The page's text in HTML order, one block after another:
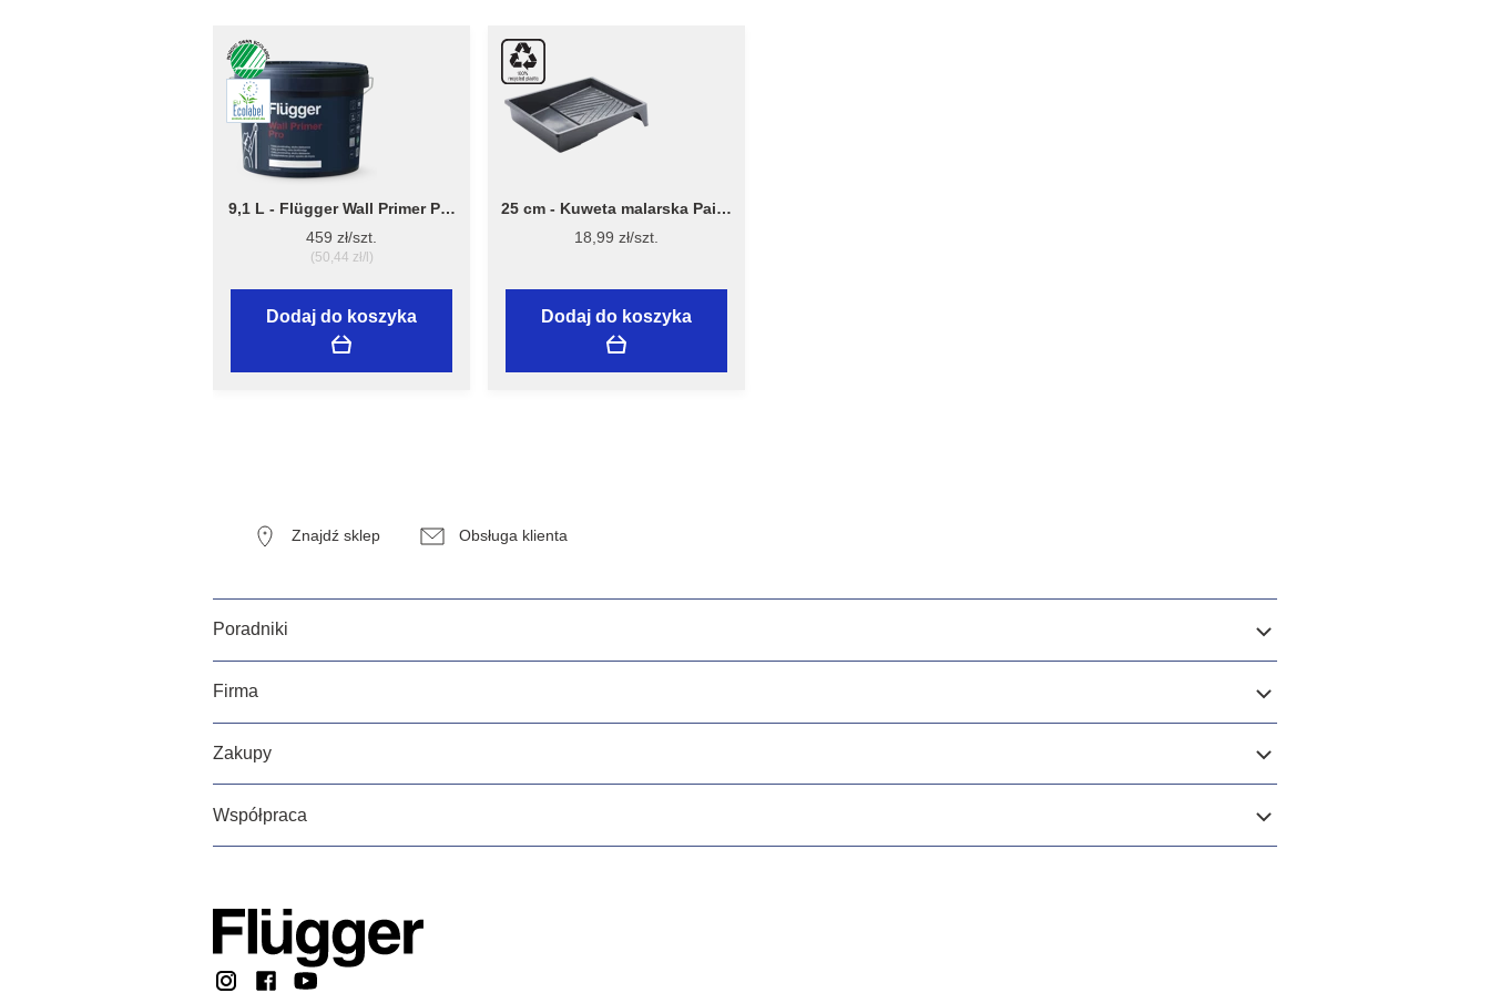
9,1 L - Flügger Wall Primer Pro
- grubopowłokowy grunt,
tworzący matową
powierzchnię
459 zł/szt.
(50,44 zł/l)
Dodaj do koszyka
25 cm - Kuweta malarska Paint
Tray 7040 - Stiwex Flügger
18,99 zł/szt.
Dodaj do koszyka
Znajdź sklep Obsługa klienta
Poradniki
Firma
Zakupy
Współpraca